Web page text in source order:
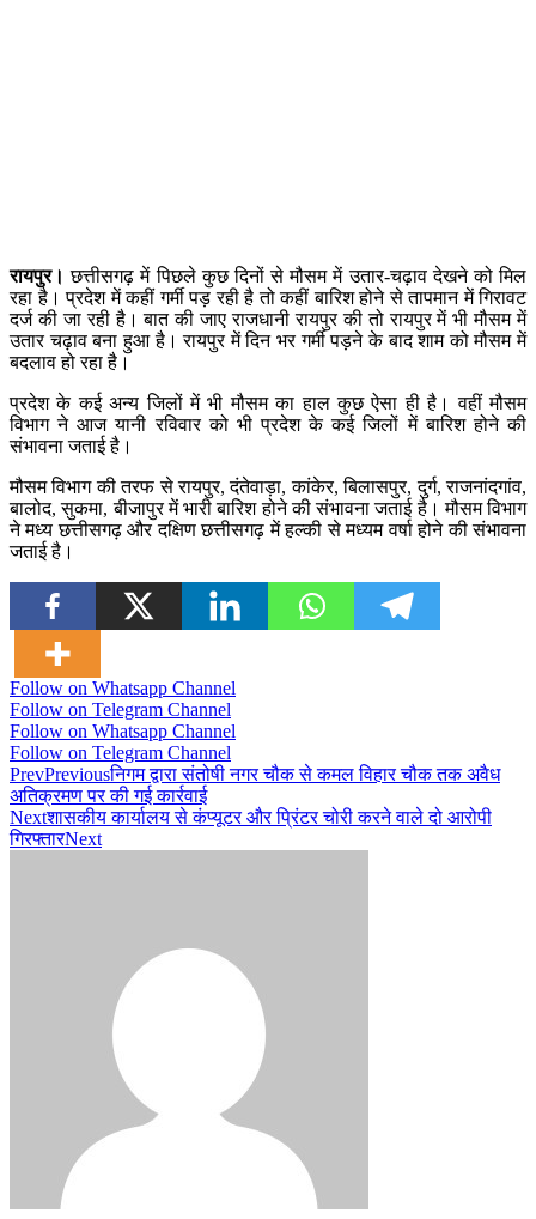
रायपुर। छत्तीसगढ़ में पिछले कुछ दिनों से मौसम में उतार-चढ़ाव देखने को मिल
रहा है। प्रदेश में कहीं गर्मी पड़ रही है तो कहीं बारिश होने से तापमान में गिरावट
दर्ज की जा रही है। बात की जाए राजधानी रायपुर की तो रायपुर में भी मौसम में
उतार चढ़ाव बना हुआ है। रायपुर में दिन भर गर्मी पड़ने के बाद शाम को मौसम में
बदलाव हो रहा है।
प्रदेश के कई अन्य जिलों में भी मौसम का हाल कुछ ऐसा ही है। वहीं मौसम
विभाग ने आज यानी रविवार को भी प्रदेश के कई जिलों में बारिश होने की
संभावना जताई है।
मौसम विभाग की तरफ से रायपुर, दंतेवाड़ा, कांकेर, बिलासपुर, दुर्ग, राजनांदगांव,
बालोद, सुकमा, बीजापुर में भारी बारिश होने की संभावना जताई है। मौसम विभाग
ने मध्य छत्तीसगढ़ और दक्षिण छत्तीसगढ़ में हल्की से मध्यम वर्षा होने की संभावना
जताई है।
Follow on Whatsapp Channel
Follow on Telegram Channel
Follow on Whatsapp Channel
Follow on Telegram Channel
PrevPreviousनिगम द्वारा संतोषी नगर चौक से कमल विहार चौक तक अवैध
अतिक्रमण पर की गई कार्रवाई
Nextशासकीय कार्यालय से कंप्यूटर और प्रिंटर चोरी करने वाले दो आरोपी
गिरफ्तारNext